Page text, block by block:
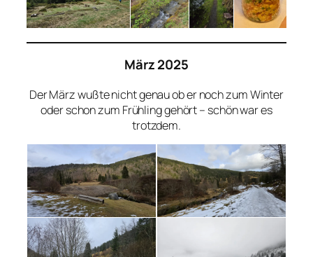
März 2025
Der März wußte nicht genau ob er noch zum Winter
oder schon zum Frühling gehört – schön war es
trotzdem.